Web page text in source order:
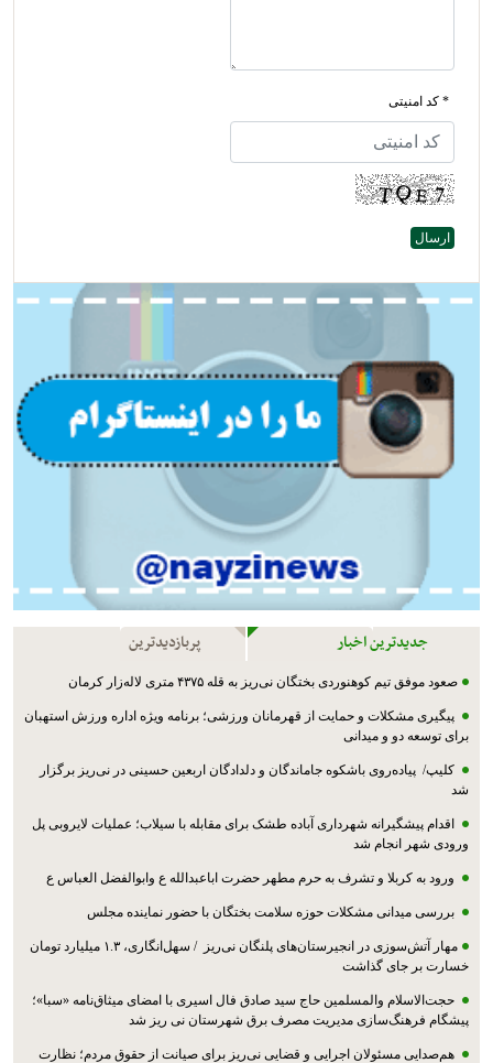
* کد امنیتی
جدیدترین اخبار پربازدیدترین
صعود موفق تیم کوهنوردی بختگان نی‌ریز به قله ۴۳۷۵ متری لاله‌زار کرمان
پیگیری مشکلات و حمایت از قهرمانان ورزشی؛ برنامه ویژه اداره ورزش استهبان
برای توسعه دو و میدانی
کلیپ/ پیاده‌روی باشکوه جاماندگان و دلدادگان اربعین حسینی در نی‌ریز برگزار
شد
اقدام پیشگیرانه شهرداری آباده طشک برای مقابله با سیلاب؛ عملیات لایروبی پل
ورودی شهر انجام شد
ورود به کربلا و تشرف به حرم مطهر حضرت اباعبدالله ع وابوالفضل العباس ع
بررسی میدانی مشکلات حوزه سلامت بختگان با حضور نماینده مجلس
مهار آتش‌سوزی در انجیرستان‌های پلنگان نی‌ریز / سهل‌انگاری، ۱.۳ میلیارد تومان
خسارت بر جای گذاشت
حجت‌الاسلام والمسلمین حاج سید صادق فال اسیری با امضای میثاق‌نامه «سبا»؛
پیشگام فرهنگ‌سازی مدیریت مصرف برق شهرستان نی ریز شد
هم‌صدایی مسئولان اجرایی و قضایی نی‌ریز برای صیانت از حقوق مردم؛ نظارت